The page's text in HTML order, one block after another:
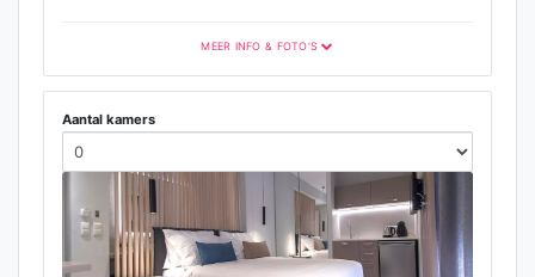
MEER INFO & FOTO'S
Aantal kamers